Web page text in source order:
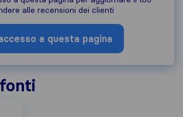
alle recensioni dei clienti
a questa pagina